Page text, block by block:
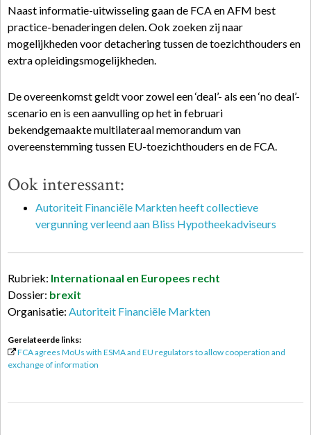
Naast informatie-uitwisseling gaan de FCA en AFM best
practice-benaderingen delen. Ook zoeken zij naar
mogelijkheden voor detachering tussen de toezichthouders en
extra opleidingsmogelijkheden.
De overeenkomst geldt voor zowel een ‘deal’- als een ‘no deal’-
scenario en is een aanvulling op het in februari
bekendgemaakte multilateraal memorandum van
overeenstemming tussen EU-toezichthouders en de FCA.
Ook interessant:
Autoriteit Financiële Markten heeft collectieve
vergunning verleend aan Bliss Hypotheekadviseurs
Rubriek: Internationaal en Europees recht
Dossier: brexit
Organisatie: Autoriteit Financiële Markten
Gerelateerde links:
FCA agrees MoUs with ESMA and EU regulators to allow cooperation and
exchange of information